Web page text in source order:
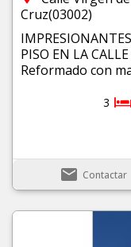
Cruz(03002)
PISO EN LA
Reformado con
3
email Contactar
Previous